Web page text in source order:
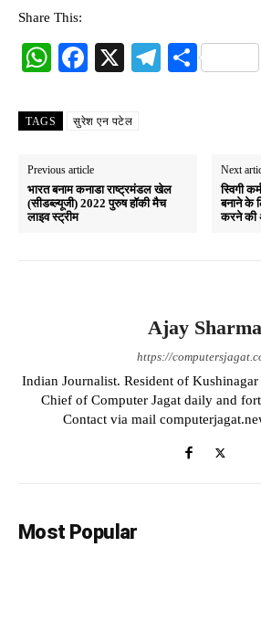
Share This:
W
ts
pp
Fa
bo
X
Te S
TAGS सुरेश एन पटेल
Previous article
भारत बनाम कनाडा राष्ट्रमंडल खेल
(सीडब्ल्यूजी) 2022 पुरुष हॉकी मैच
लाइव स्ट्रीम
Next
स्विगी
बनाने के
करने की
Ajay Sharma
https://
Indian Journalist. Resident of
Chief of Computer Jagat daily and
Contact via mail
Most Popular